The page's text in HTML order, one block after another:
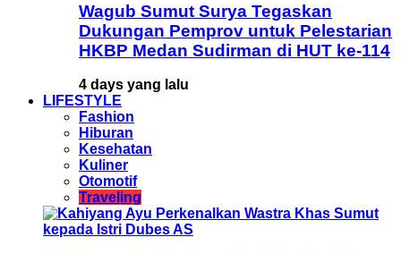
Wagub Sumut Surya Tegaskan
Dukungan Pemprov untuk Pelestarian
HKBP Medan Sudirman di HUT ke-114
4 days yang lalu
LIFESTYLE
Fashion
Hiburan
Kesehatan
Kuliner
Otomotif
Traveling